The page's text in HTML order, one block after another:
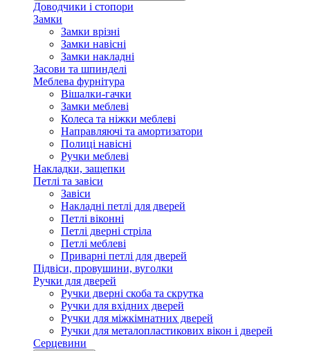
Доводчики і стопори
Замки
Замки врізні
Замки навісні
Замки накладні
Засови та шпинделі
Меблева фурнітура
Вішалки-гачки
Замки меблеві
Колеса та ніжки меблеві
Направляючі та амортизатори
Полиці навісні
Ручки меблеві
Накладки, защепки
Петлі та завіси
Завіси
Накладні петлі для дверей
Петлі віконні
Петлі дверні стріла
Петлі меблеві
Приварні петлі для дверей
Підвіси, провушини, вуголки
Ручки для дверей
Ручки дверні скоба та скрутка
Ручки для вхідних дверей
Ручки для міжкімнатних дверей
Ручки для металопластикових вікон і дверей
Серцевини